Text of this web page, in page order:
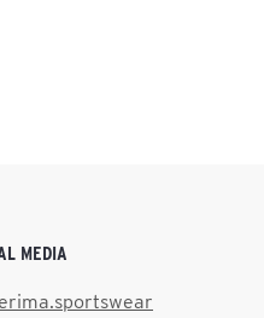
MEDIA
erima.sportswear